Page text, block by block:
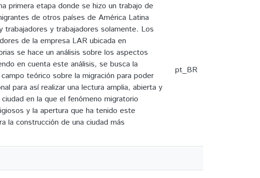
primera etapa donde se hizo un trabajo de
de otros países de América Latina
trabajadores y trabajadores solamente. Los
de la empresa LAR ubicada en
se hace un análisis sobre los aspectos
en cuenta este análisis, se busca la
teórico sobre la migración para poder
para así realizar una lectura amplia, abierta y
en la que el fenómeno migratorio
y la apertura que ha tenido este
la construcción de una ciudad más
pt_BR